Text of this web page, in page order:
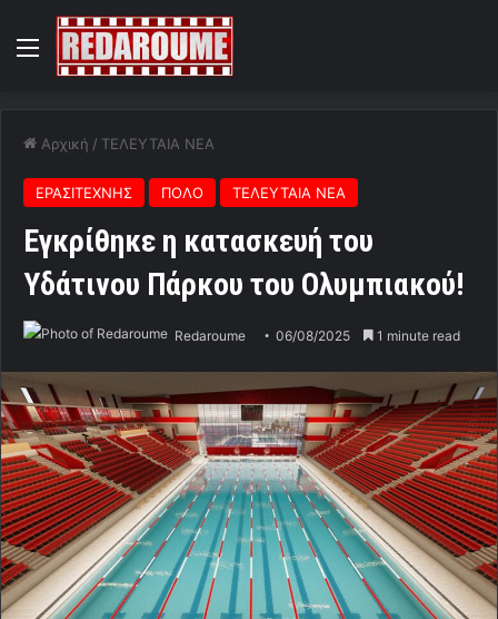
Menu
Αρχική / ΤΕΛΕΥΤΑΙΑ ΝΕΑ
ΕΡΑΣΙΤΕΧΝΗΣ ΠΟΛΟ ΤΕΛΕΥΤΑΙΑ ΝΕΑ
Εγκρίθηκε η κατασκευή του
Υδάτινου Πάρκου του Ολυμπιακού!
Redaroume 06/08/2025 1 minute read